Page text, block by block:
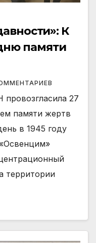
К
памяти
провозгласила 27
памяти жертв
в 1945 году
территории